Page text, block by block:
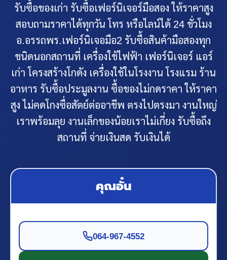
รับซื้อของเก่า รับซื้อเฟอร์นิเจอร์มือสอง ให้ราคาสูง
สอบถามราคาได้ทุกวัน โทร หรือไลน์ได้ 24 ชั่วโมง
อ.อรรถพร.เฟอร์นิเจอมือ2 รับซื้อสินค้ามือสองทุก
ชนิดนอกสถานที่ เครื่องใช้ไฟฟ้า เฟอร์นิเจอร์ แอร์
เก่า โครงสร้างโกดัง เครื่องใช้ในโรงงาน โรงแรม ร้าน
อาหาร รับซื้อประมูลงาน ซื้อของไม่กดราคา ให้ราคา
สูง ไม่คดโกงซื่อสัตย์ต่ออาชีพ ตรงไปตรงมา งานใหญ่
เราพร้อมลุย งานเล็กของน้อยเราไม่เกี่ยง รับซื้อถึง
สถานที่ จ่ายเงินสด รับเงินได้
คุณอั๋น
064-967-4552